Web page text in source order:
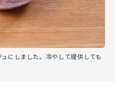
にしました。冷やして提供しても